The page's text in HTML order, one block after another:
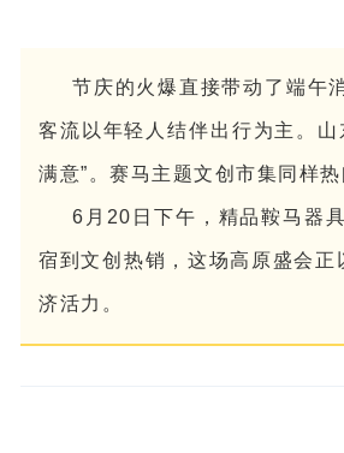
节庆的火爆直接带动了端午
客流以年轻人结伴出行为主。
满意”。赛马主题文创市集同样
6月20日下午，精品鞍马器
宿到文创热销，这场高原盛会
济活力。